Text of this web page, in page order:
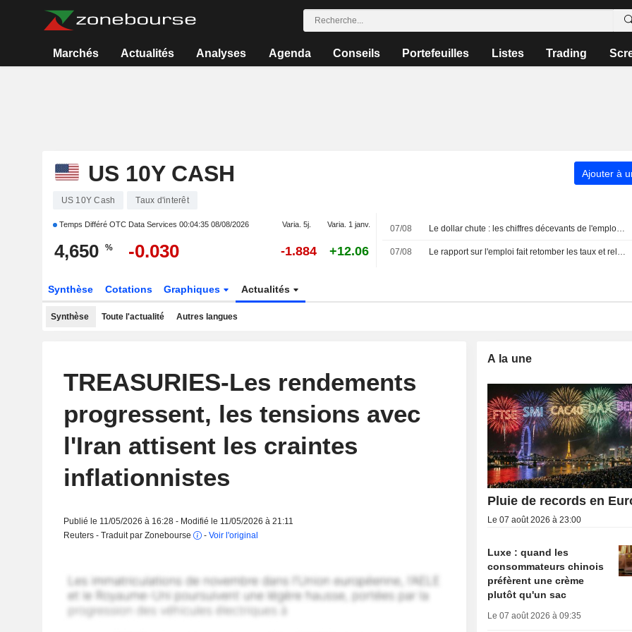
Marchés Actualités Analyses Agenda Conseils Portefeuilles Listes Trading
US 10Y CASH Ajouter à
US 10Y Cash Taux d'interêt
Temps Différé OTC Data Services 00:04:35 08/08/2026 Varia. 5j. Varia. 1 janv.
4,650 % -0.030 -1.884 +12.06
07/08 Le dollar chute : les chiffres décevants de l'emploi américain repoussent les anticipations de hausse des taux de la Fed
07/08 Le rapport sur l'emploi fait retomber les taux et relance Wall Street
Synthèse Cotations Graphiques Actualités
Synthèse Toute l'actualité Autres langues
TREASURIES-Les rendements
progressent, les tensions avec
l'Iran attisent les craintes
inflationnistes
Publié le 11/05/2026 à 16:28 - Modifié le 11/05/2026 à 21:11
Reuters - Traduit par Zonebourse
- Voir l'original
A la une
Pluie de records en
Le 07 août 2026 à 23:00
Luxe : quand les
consommateurs chinois
préfèrent une crème
plutôt qu'un sac
Le 07 août 2026 à 09:35